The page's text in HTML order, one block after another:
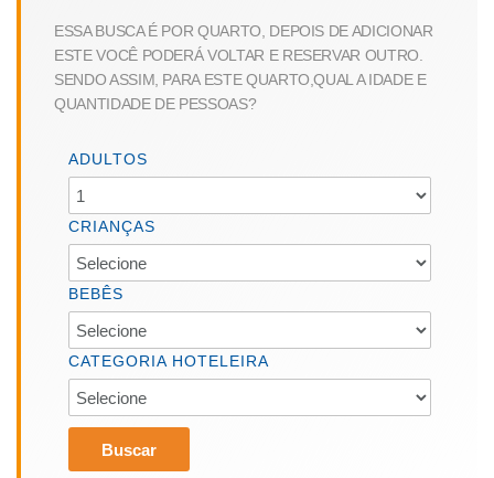
ESSA BUSCA É POR QUARTO, DEPOIS DE ADICIONAR
ESTE VOCÊ PODERÁ VOLTAR E RESERVAR OUTRO.
SENDO ASSIM, PARA ESTE QUARTO,QUAL A IDADE E
QUANTIDADE DE PESSOAS?
ADULTOS
CRIANÇAS
BEBÊS
CATEGORIA HOTELEIRA
Buscar